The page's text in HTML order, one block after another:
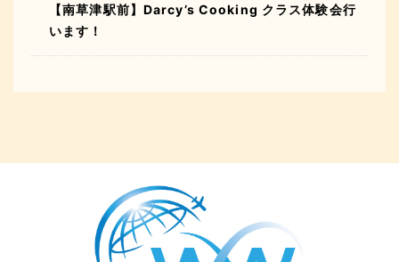
【南草津駅前】Darcy’s Cooking クラス体験会行
います！